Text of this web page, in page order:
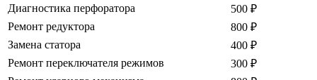
Диагностика перфоратора
500 ₽
Ремонт редуктора
800 ₽
Замена статора
400 ₽
Ремонт переключателя режимов
300 ₽